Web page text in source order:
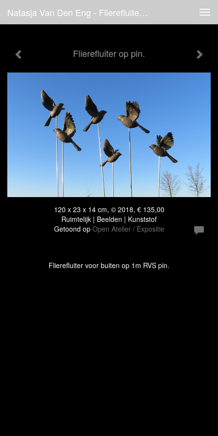
Natasja Van Den Eng - Flierefluiter Op Pin.
Flierefluiter op pin.
120 x 23 x 14 cm, © 2018, € 135,00
Ruimtelijk | Beelden | Kunststof
Getoond op Open Atelier / Expositie
Flierefluiter voor buiten op 1m RVS pin.